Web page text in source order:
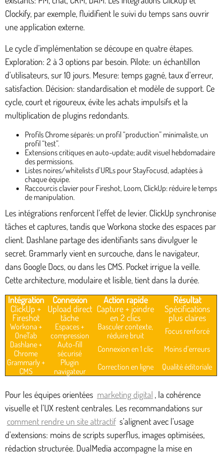
Clockify, par exemple, fluidifient le suivi du temps sans ouvrir
une application externe.
Le cycle d’implémentation se découpe en quatre étapes.
Exploration: 2 à 3 options par besoin. Pilote: un échantillon
d’utilisateurs, sur 10 jours. Mesure: temps gagné, taux d’erreur,
satisfaction. Décision: standardisation et modèle de support. Ce
cycle, court et rigoureux, évite les achats impulsifs et la
multiplication de plugins redondants.
Profils Chrome séparés: un profil “production” minimaliste, un
profil “test”.
Extensions critiques en auto-update; audit visuel hebdomadaire
des permissions.
Listes noires/whitelists d’URLs pour StayFocusd, adaptées à
chaque équipe.
Raccourcis clavier pour Fireshot, Loom, ClickUp: réduire le temps
de manipulation.
Les intégrations renforcent l’effet de levier. ClickUp synchronise
tâches et captures, tandis que Workona stocke des espaces par
client. Dashlane partage des identifiants sans divulguer le
secret. Grammarly vient en surcouche, dans le navigateur,
dans Google Docs, ou dans les CMS. Pocket irrigue la veille.
Cette architecture, modulaire et lisible, tient dans la durée.
Intégration
Connexion Action rapide
Résultat
ClickUp +
Fireshot
Upload direct
tâche
Capture + joindre
en 2 clics
Spécifications
plus claires
Workona +
OneTab
Espaces +
compression
Basculer contexte,
réduire bruit
Focus renforcé
Dashlane +
Chrome
Auto-fill
sécurisé
Connexion en 1 clic
Moins d’erreurs
Grammarly +
CMS
Plugin
navigateur
Correction en ligne Qualité éditoriale
Pour les équipes orientées marketing digital , la cohérence
visuelle et l’UX restent centrales. Les recommandations sur
comment rendre un site attractif s’alignent avec l’usage
d’extensions: moins de scripts superflus, images optimisées,
rédaction structurée. DualMedia accompagne la mise en